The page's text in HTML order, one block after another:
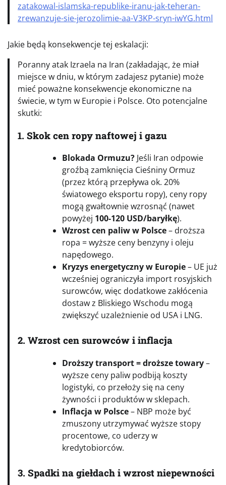
zatakowal-islamska-republike-iranu-jak-teheran-
zrewanzuje-sie-jerozolimie-aa-V3KP-sryn-iwYG.html
Jakie będą konsekwencje tej eskalacji:
Poranny atak Izraela na Iran (zakładając, że miał
miejsce w dniu, w którym zadajesz pytanie) może
mieć poważne konsekwencje ekonomiczne na
świecie, w tym w Europie i Polsce. Oto potencjalne
skutki:
1. Skok cen ropy naftowej i gazu
Blokada Ormuzu? Jeśli Iran odpowie
groźbą zamknięcia Cieśniny Ormuz
(przez którą przepływa ok. 20%
światowego eksportu ropy), ceny ropy
mogą gwałtownie wzrosnąć (nawet
powyżej 100-120 USD/baryłkę).
Wzrost cen paliw w Polsce– droższa
ropa = wyższe ceny benzyny i oleju
napędowego.
Kryzys energetyczny w Europie– UE już
wcześniej ograniczyła import rosyjskich
surowców, więc dodatkowe zakłócenia
dostaw z Bliskiego Wschodu mogą
zwiększyć uzależnienie od USA i LNG.
2. Wzrost cen surowców i inflacja
Droższy transport = droższe towary–
wyższe ceny paliw podbiją koszty
logistyki, co przełoży się na ceny
żywności i produktów w sklepach.
Inflacja w Polsce– NBP może być
zmuszony utrzymywać wyższe stopy
procentowe, co uderzy w
kredytobiorców.
3. Spadki na giełdach i wzrost niepewności